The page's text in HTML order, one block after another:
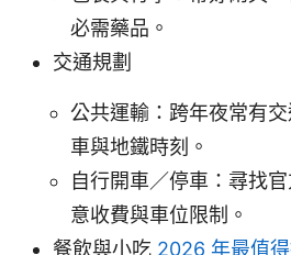
必需藥品。
交通規劃
公共運輸：跨年夜常有
車與地鐵時刻。
自行開車／停車：尋找
意收費與車位限制。
餐飲與小吃 2026 年最值